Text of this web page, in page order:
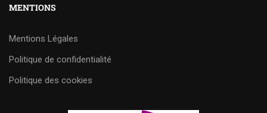
MENTIONS
Mentions Légales
Politique de confidentialité
Politique des cookies